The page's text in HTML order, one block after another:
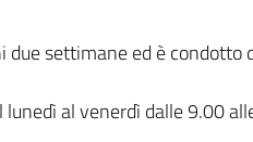
due settimane ed è
al venerdì dalle 9.00